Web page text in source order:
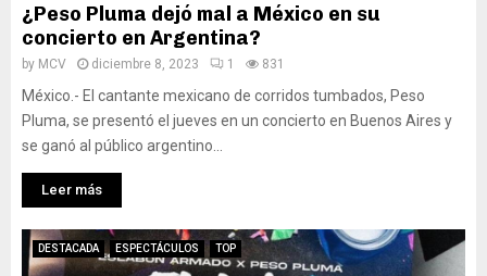
¿Peso Pluma dejó mal a México en su
concierto en Argentina?
by MCV diciembre 8, 2023 1 831
México.- El cantante mexicano de corridos tumbados, Peso
Pluma, se presentó el jueves en un concierto en Buenos Aires y
se ganó al público argentino...
Leer más
DESTACADA ESPECTÁCULOS TOP